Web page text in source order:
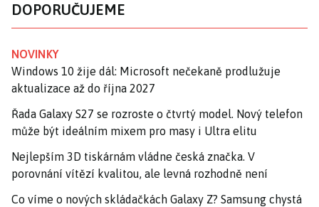
DOPORUČUJEME
NOVINKY
Windows 10 žije dál: Microsoft nečekaně prodlužuje
aktualizace až do října 2027
Řada Galaxy S27 se rozroste o čtvrtý model. Nový telefon
může být ideálním mixem pro masy i Ultra elitu
Nejlepším 3D tiskárnám vládne česká značka. V
porovnání vítězí kvalitou, ale levná rozhodně není
Co víme o nových skládačkách Galaxy Z? Samsung chystá